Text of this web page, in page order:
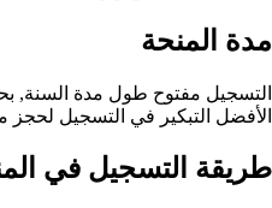
مدة المنحة
التسجيل مفتوح طول مدة السنة,
الأفضل التبكير في التسجيل
طريقة التسجيل في